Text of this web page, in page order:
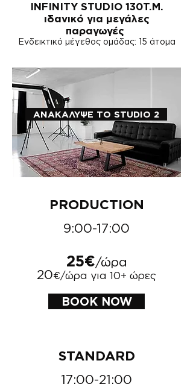
​INFINITY STUDIO 130Τ.Μ.
ιδανικό για μεγάλες
παραγωγές
Ενδεικτικό μέγεθος ομάδας: 15 άτομα
ΑΝΑΚΑΛΥΨΕ ΤΟ STUDIO 2
PRODUCTION
9:00-17:00
25€/ώρα
​20€/ώρα για 10+ ώρες
BOOK NOW
STANDARD
17:00-21:00